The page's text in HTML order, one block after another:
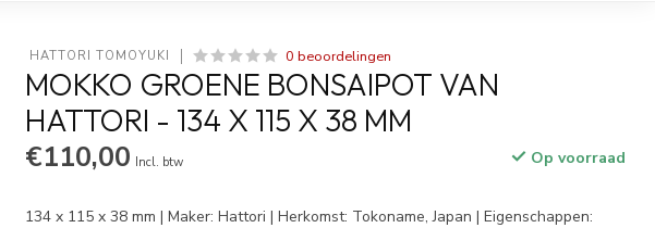
HATTORI TOMOYUKI 0 beoordelingen
MOKKO GROENE BONSAIPOT VAN
HATTORI - 134 X 115 X 38 MM
€110,00 Incl. btw Op voorraad
134 x 115 x 38 mm | Maker: Hattori | Herkomst: Tokoname, Japan | Eigenschappen: